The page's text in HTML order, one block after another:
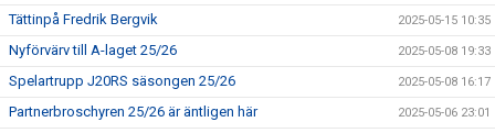
Tättinpå Fredrik Bergvik 2025-05-15 10:35
Nyförvärv till A-laget 25/26 2025-05-08 19:33
Spelartrupp J20RS säsongen 25/26 2025-05-08 16:17
Partnerbroschyren 25/26 är äntligen här 2025-05-06 23:01